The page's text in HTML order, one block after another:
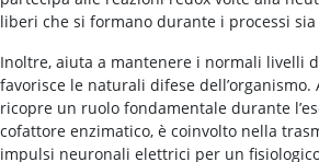
liberi che si formano durante i processi
Inoltre, aiuta a mantenere i normali livelli
favorisce le naturali difese dell’organismo.
ricopre un ruolo fondamentale durante
cofattore enzimatico, è coinvolto nella
impulsi neuronali elettrici per un